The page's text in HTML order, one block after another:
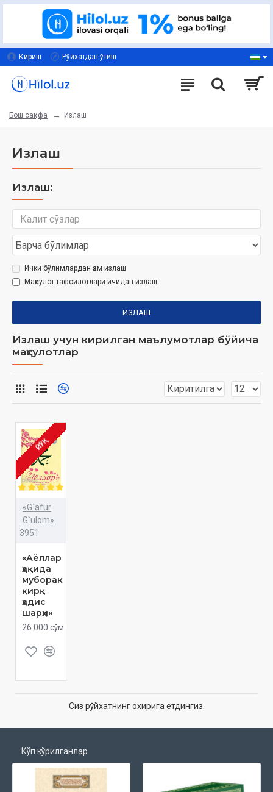
Кириш Рўйхатдан ўтиш
Бош саҳифа Излаш
Излаш
Излаш:
Ички бўлимлардан ҳам излаш
Маҳсулот тафсилотлари ичидан излаш
ИЗЛАШ
Излаш учун кирилган маълумотлар бўйича
маҳсулотлар
ЙЎҚ
«G`afur
G`ulom»
3951
«Аёллар
ҳақида
муборак
қирқ
ҳадис
шарҳи»
26 000 сўм
Сиз рўйхатнинг охирига етдингиз.
Кўп кўрилганлар